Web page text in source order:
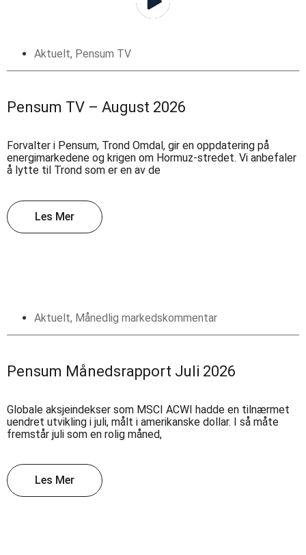
Aktuelt, Pensum TV
Pensum TV – August 2026
Forvalter i Pensum, Trond Omdal, gir en oppdatering på
energimarkedene og krigen om Hormuz-stredet. Vi anbefaler
å lytte til Trond som er en av de
Les Mer
Aktuelt, Månedlig markedskommentar
Pensum Månedsrapport Juli 2026
Globale aksjeindekser som MSCI ACWI hadde en tilnærmet
uendret utvikling i juli, målt i amerikanske dollar. I så måte
fremstår juli som en rolig måned,
Les Mer